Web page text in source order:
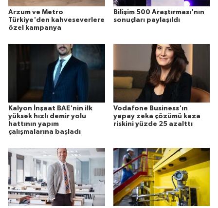
Arzum ve Metro
Türkiye'den kahveseverlere
özel kampanya
Bilişim 500 Araştırması'nın
sonuçları paylaşıldı
Kalyon İnşaat BAE'nin ilk
yüksek hızlı demir yolu
hattının yapım
çalışmalarına başladı
Vodafone Business'ın
yapay zeka çözümü kaza
riskini yüzde 25 azalttı